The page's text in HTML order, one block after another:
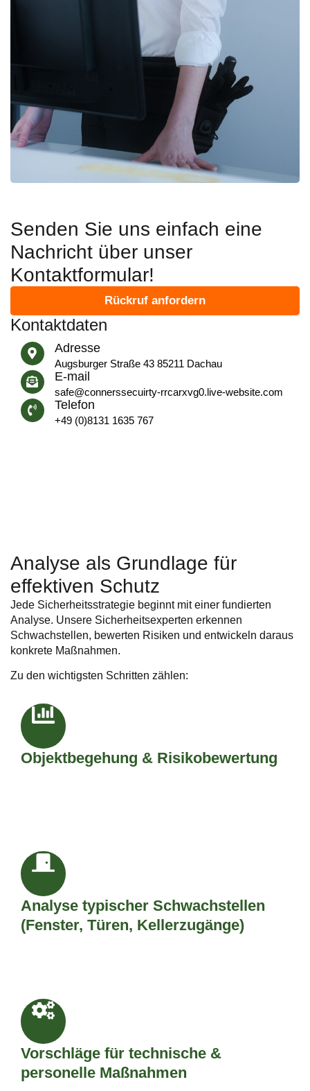
Senden Sie uns einfach eine
Nachricht über unser
Kontaktformular!
Rückruf anfordern
Kontaktdaten
Adresse
Augsburger Straße 43 85211 Dachau
E-mail
safe@connerssecuirty-rrcarxvg0.live-website.com​
Telefon
+49 (0)8131 1635 767​​
Analyse als Grundlage für
effektiven Schutz
Jede Sicherheitsstrategie beginnt mit einer fundierten
Analyse. Unsere Sicherheitsexperten erkennen
Schwachstellen, bewerten Risiken und entwickeln daraus
konkrete Maßnahmen.
Zu den wichtigsten Schritten zählen:
Objektbegehung & Risikobewertung
Analyse typischer Schwachstellen
(Fenster, Türen, Kellerzugänge)
Vorschläge für technische &
personelle Maßnahmen